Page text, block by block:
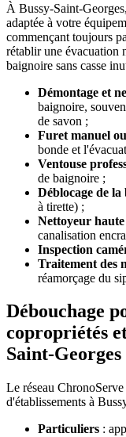
À Bussy-Saint-
adaptée à votre
commençant toujours
rétablir une évacuation
baignoire sans casse
Démontage et
baignoire,
de savon ;
Furet manuel
bonde et
Ventouse
de baignoire ;
Déblocage de
à tirette) ;
Nettoyeur haute
canalisation
Inspection
Traitement des
réamorçage du
Débouchage
copropriétés
Saint-Georges
Le réseau
d'établissements à
Particuliers :